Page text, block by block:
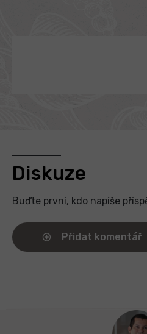
Diskuze
Buďte první, kdo napíše
Přidat komentář